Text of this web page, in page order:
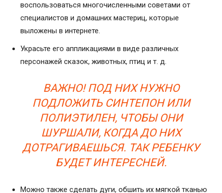
воспользоваться многочисленными советами от
специалистов и домашних мастериц, которые
выложены в интернете.
Украсьте его аппликациями в виде различных
персонажей сказок, животных, птиц и т. д.
ВАЖНО! ПОД НИХ НУЖНО
ПОДЛОЖИТЬ СИНТЕПОН ИЛИ
ПОЛИЭТИЛЕН, ЧТОБЫ ОНИ
ШУРШАЛИ, КОГДА ДО НИХ
ДОТРАГИВАЕШЬСЯ. ТАК РЕБЕНКУ
БУДЕТ ИНТЕРЕСНЕЙ.
Можно также сделать дуги, обшить их мягкой тканью